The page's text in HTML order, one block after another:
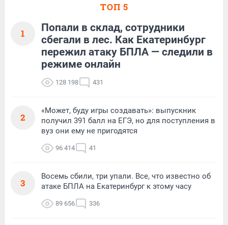
ТОП 5
1
Попали в склад, сотрудники
сбегали в лес. Как Екатеринбург
пережил атаку БПЛА — следили в
режиме онлайн
128 198 431
2
«Может, буду игры создавать»: выпускник
получил 391 балл на ЕГЭ, но для поступления в
вуз они ему не пригодятся
96 414 41
3
Восемь сбили, три упали. Все, что известно об
атаке БПЛА на Екатеринбург к этому часу
89 656 336